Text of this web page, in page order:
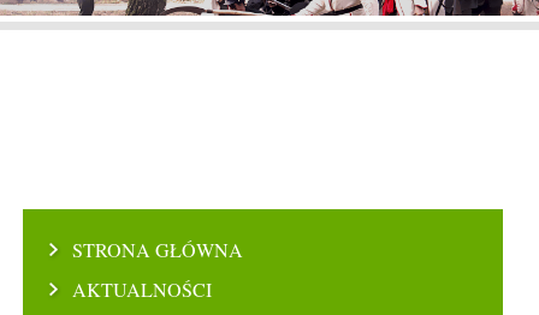
STRONA GŁÓWNA
AKTUALNOŚCI